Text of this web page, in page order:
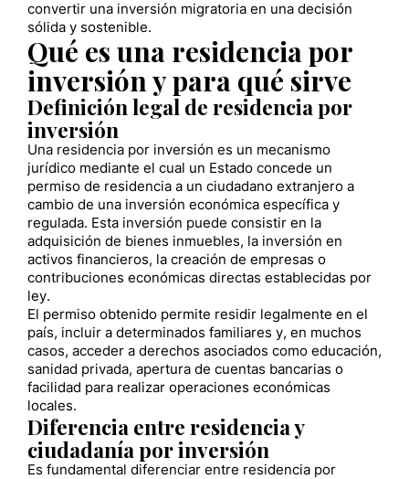
convertir una inversión migratoria en una decisión
sólida y sostenible.
Qué es una residencia por
inversión y para qué sirve
Definición legal de residencia por
inversión
Una residencia por inversión es un mecanismo
jurídico mediante el cual un Estado concede un
permiso de residencia a un ciudadano extranjero a
cambio de una inversión económica específica y
regulada. Esta inversión puede consistir en la
adquisición de bienes inmuebles, la inversión en
activos financieros, la creación de empresas o
contribuciones económicas directas establecidas por
ley.
El permiso obtenido permite residir legalmente en el
país, incluir a determinados familiares y, en muchos
casos, acceder a derechos asociados como educación,
sanidad privada, apertura de cuentas bancarias o
facilidad para realizar operaciones económicas
locales.
Diferencia entre residencia y
ciudadanía por inversión
Es fundamental diferenciar entre residencia por